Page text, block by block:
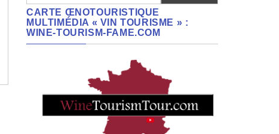
CARTE ŒNOTOURISTIQUE
MULTIMÉDIA « VIN TOURISME » :
WINE-TOURISM-FAME.COM